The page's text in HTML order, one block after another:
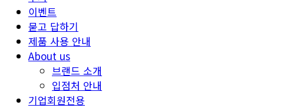
이벤트
묻고 답하기
제품 사용 안내
About us
브랜드 소개
입점처 안내
기업회원전용